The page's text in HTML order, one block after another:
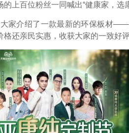
上百位粉丝一同喊出“健康家，选
介绍了一款最新的环保板材——
还亲民实惠，收获大家的一致好评